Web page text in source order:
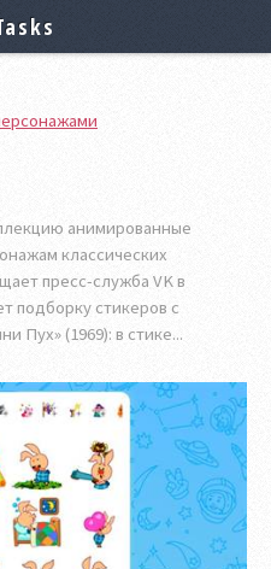
анимированные
классических
пресс-служба VK в
подборку стикеров с
Пух» (1969): в стике...